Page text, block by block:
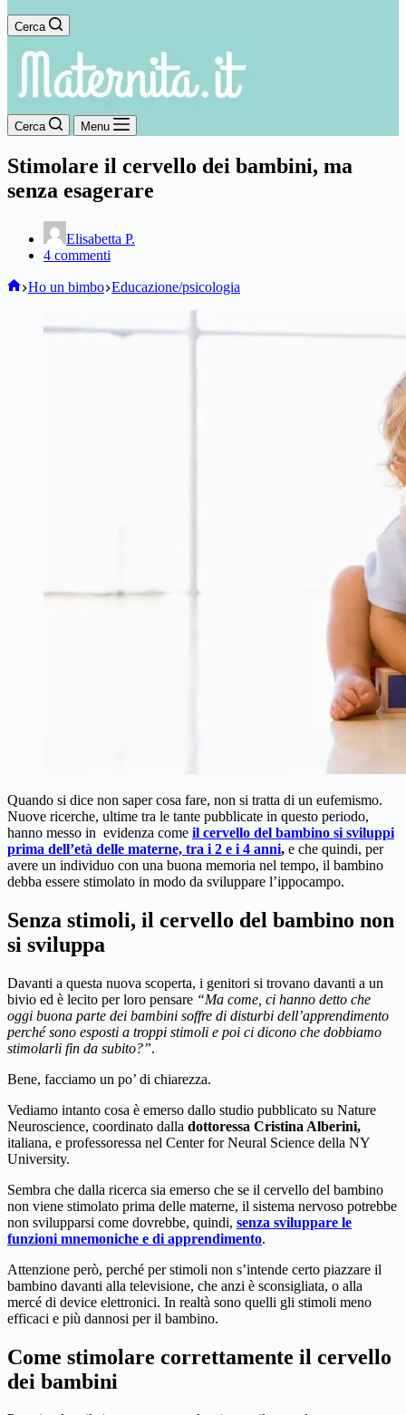
Cerca
Cerca Menu
Stimolare il cervello dei bambini, ma
senza esagerare
Elisabetta P.
4 commenti
Home
Ho un bimbo Educazione/psicologia
Quando si dice non saper cosa fare, non si tratta di un eufemismo.
Nuove ricerche, ultime tra le tante pubblicate in questo periodo,
hanno messo in evidenza come il cervello del bambino si sviluppi
prima dell’età delle materne, tra i 2 e i 4 anni, e che quindi, per
avere un individuo con una buona memoria nel tempo, il bambino
debba essere stimolato in modo da sviluppare l’ippocampo.
Senza stimoli, il cervello del bambino non
si sviluppa
Davanti a questa nuova scoperta, i genitori si trovano davanti a un
bivio ed è lecito per loro pensare “Ma come, ci hanno detto che
oggi buona parte dei bambini soffre di disturbi dell’apprendimento
perché sono esposti a troppi stimoli e poi ci dicono che dobbiamo
stimolarli fin da subito?”.
Bene, facciamo un po’ di chiarezza.
Vediamo intanto cosa è emerso dallo studio pubblicato su Nature
Neuroscience, coordinato dalla dottoressa Cristina Alberini,
italiana, e professoressa nel Center for Neural Science della NY
University.
Sembra che dalla ricerca sia emerso che se il cervello del bambino
non viene stimolato prima delle materne, il sistema nervoso potrebbe
non svilupparsi come dovrebbe, quindi, senza sviluppare le
funzioni mnemoniche e di apprendimento.
Attenzione però, perché per stimoli non s’intende certo piazzare il
bambino davanti alla televisione, che anzi è sconsigliata, o alla
mercé di device elettronici. In realtà sono quelli gli stimoli meno
efficaci e più dannosi per il bambino.
Come stimolare correttamente il cervello
dei bambini